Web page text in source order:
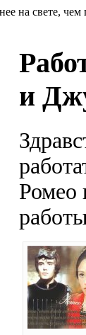
на свете, чем
и
Ромео